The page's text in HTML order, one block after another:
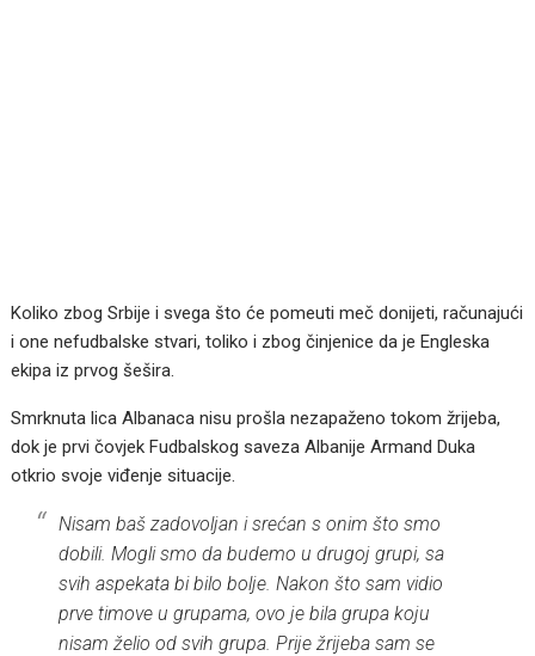
Koliko zbog Srbije i svega što će pomeuti meč donijeti, računajući
i one nefudbalske stvari, toliko i zbog činjenice da je Engleska
ekipa iz prvog šešira.
Smrknuta lica Albanaca nisu prošla nezapaženo tokom žrijeba,
dok je prvi čovjek Fudbalskog saveza Albanije Armand Duka
otkrio svoje viđenje situacije.
Nisam baš zadovoljan i srećan s onim što smo
dobili. Mogli smo da budemo u drugoj grupi, sa
svih aspekata bi bilo bolje. Nakon što sam vidio
prve timove u grupama, ovo je bila grupa koju
nisam želio od svih grupa. Prije žrijeba sam se